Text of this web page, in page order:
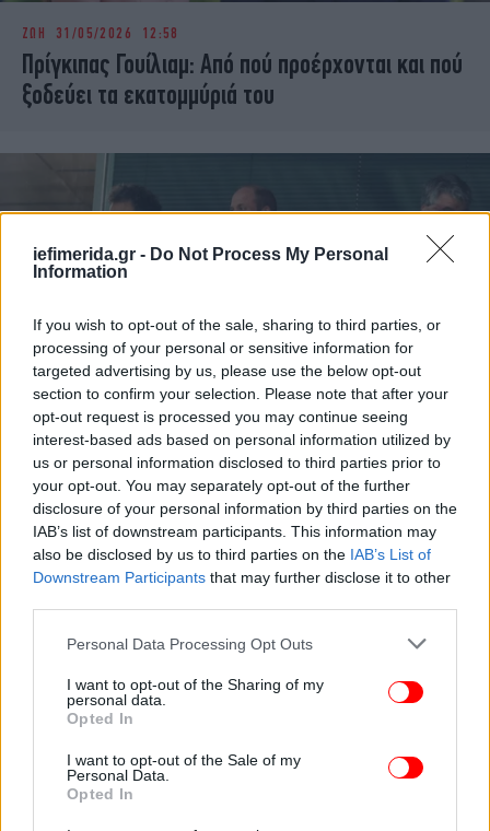
iefimerida.gr - Do Not Process My Personal
Information
If you wish to opt-out of the sale, sharing to third parties, or
processing of your personal or sensitive information for
targeted advertising by us, please use the below opt-out
section to confirm your selection. Please note that after your
opt-out request is processed you may continue seeing
interest-based ads based on personal information utilized by
us or personal information disclosed to third parties prior to
your opt-out. You may separately opt-out of the further
disclosure of your personal information by third parties on the
IAB’s list of downstream participants. This information may
also be disclosed by us to third parties on the IAB’s List of
Downstream Participants that may further disclose it to other
Please note that this website/app uses one or more Google
not limited to your visit or usage behaviour. You may click to
grant or deny consent to Google and its third-party tags to
use your data for below specified purposes in below Google
consent section.
Personal Data Processing Opt Outs
I want to opt-out of the Sharing of my
personal data.
Opted In
I want to opt-out of the Sale of my
Personal Data.
Opted In
ΖΩΗ 31/05/2026 12:58
Πρίγκιπας Γουίλιαμ: Από πού προέρχονται και πού
ξοδεύει τα εκατομμύριά του
ΣΠΟΡ 08/05/2026 12:20
Από το... παλάτι στο «Βίλα Παρκ»: Ο πρίγκιπας
Γουίλιαμ έγινε οπαδός της Άστον Βίλα γιατί
ήθελε να διαφέρει [βίντεο]